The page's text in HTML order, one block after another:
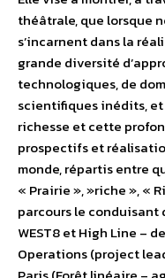
théâtrale, que lorsque
s’incarnent dans la
grande diversité
technologiques, de
scientifiques inédits,
richesse et cette
prospectifs et
monde, répartis entre
« Prairie », »riche », «
parcours le conduisant
WEST8 et High Line –
Operations (project